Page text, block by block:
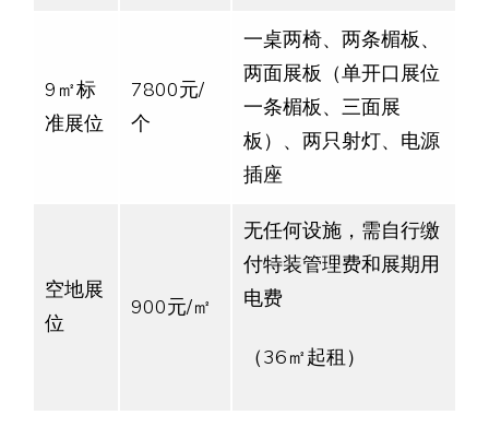
9㎡标
准展位
7800元/
个
一桌两椅、两条楣板、
两面展板（单开口展位
一条楣板、三面展
板）、两只射灯、电源
插座
空地展
位
900元/㎡
无任何设施，需自行缴
付特装管理费和展期用
电费
（36㎡起租）